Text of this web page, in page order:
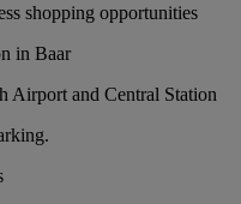
shopping opportunities
in Baar
Airport and Central Station